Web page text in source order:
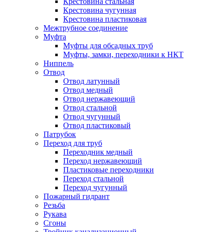
Крестовина чугунная
Крестовина пластиковая
Межтрубное соединение
Муфта
Муфты для обсадных труб
Муфты, замки, переходники к НКТ
Ниппель
Отвод
Отвод латунный
Отвод медный
Отвод нержавеющий
Отвод стальной
Отвод чугунный
Отвод пластиковый
Патрубок
Переход для труб
Переходник медный
Переход нержавеющий
Пластиковые переходники
Переход стальной
Переход чугунный
Пожарный гидрант
Резьба
Рукава
Сгоны